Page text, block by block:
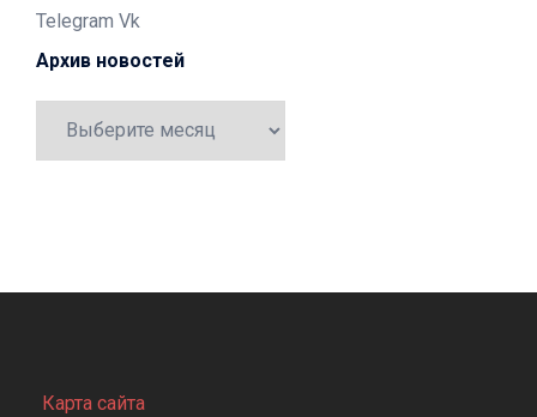
Telegram Vk
Архив новостей
новостей
Карта сайта